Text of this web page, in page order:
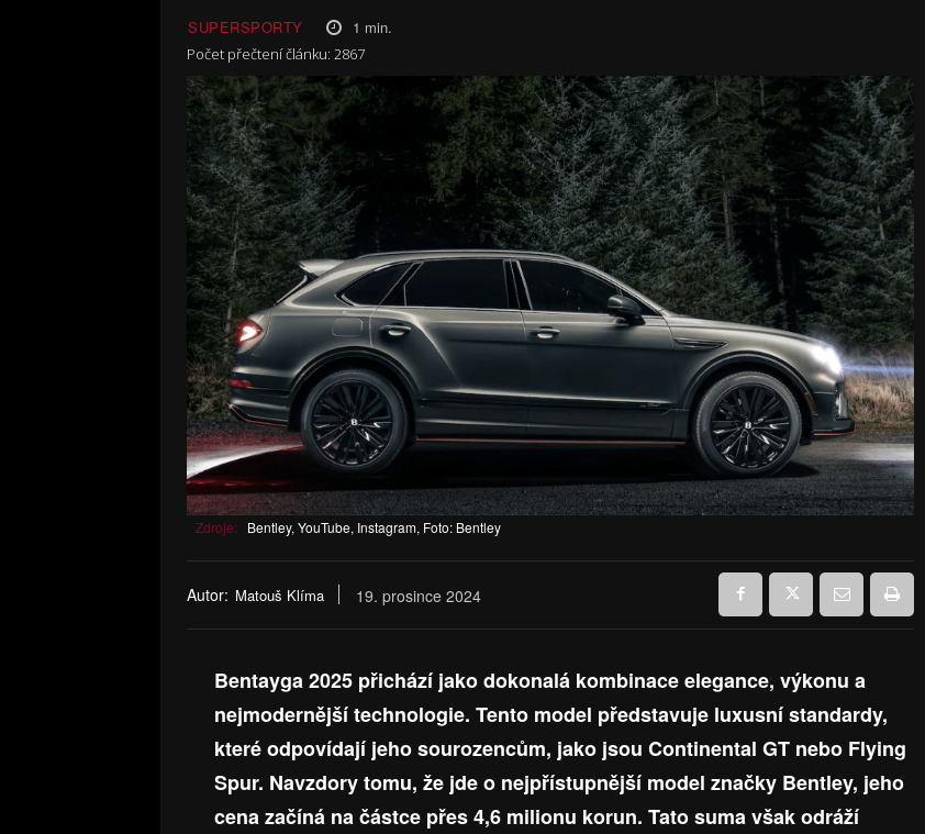
SUPERSPORTY 1 min.
Počet přečtení článku: 2867
Zdroje: Bentley, YouTube, Instagram, Foto: Bentley
Autor: Matouš Klíma 19. prosince 2024
Bentayga 2025 přichází jako dokonalá kombinace elegance, výkonu a
nejmodernější technologie. Tento model představuje luxusní standardy,
které odpovídají jeho sourozencům, jako jsou Continental GT nebo Flying
Spur. Navzdory tomu, že jde o nejpřístupnější model značky Bentley, jeho
cena začíná na částce přes 4,6 milionu korun. Tato suma však odráží